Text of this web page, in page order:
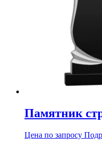
Памятник
Цена по запросу